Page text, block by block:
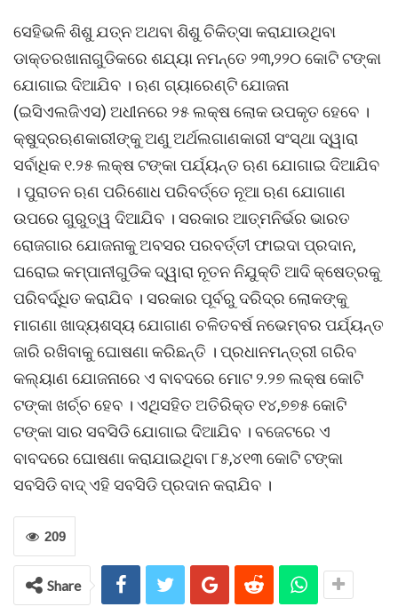
ସେହିଭଳି ଶିଶୁ ଯତ୍ନ ଅଥବା ଶିଶୁ ଚିକିତ୍ସା କରାଯାଉଥିବା
ଡାକ୍ତରଖାନାଗୁଡିକରେ ଶଯ୍ୟା ନମନ୍ତେ ୨୩,୨୨୦ କୋଟି ଟଙ୍କା
ଯୋଗାଇ ଦିଆଯିବ । ଋଣ ଗ୍ୟାରେଣ୍ଟି ଯୋଜନା
(ଇସିଏଲଜିଏସ) ଅଧୀନରେ ୨୫ ଲକ୍ଷ ଲୋକ ଉପକୃତ ହେବେ ।
କ୍ଷୁଦ୍ରଋଣକାରୀଙ୍କୁ ଅଣୁ ଅର୍ଥଲଗାଣକାରୀ ସଂସ୍ଥା ଦ୍ୱାରା
ସର୍ବାଧିକ ୧.୨୫ ଲକ୍ଷ ଟଙ୍କା ପର୍ଯ୍ୟନ୍ତ ଋଣ ଯୋଗାଇ ଦିଆଯିବ
। ପୁରାତନ ଋଣ ପରିଶୋଧ ପରିବର୍ତ୍ତେ ନୂଆ ଋଣ ଯୋଗାଣ
ଉପରେ ଗୁରୁତ୍ୱ ଦିଆଯିବ । ସରକାର ଆତ୍ମନିର୍ଭର ଭାରତ
ରୋଜଗାର ଯୋଜନାକୁ ଅବସର ପରବର୍ତ୍ତୀ ଫାଇଦା ପ୍ରଦାନ,
ଘରୋଇ କମ୍ପାନୀଗୁଡିକ ଦ୍ୱାରା ନୂତନ ନିଯୁକ୍ତି ଆଦି କ୍ଷେତ୍ରକୁ
ପରିବର୍ଦ୍ଧିତ କରାଯିବ । ସରକାର ପୂର୍ବରୁ ଦରିଦ୍ର ଲୋକଙ୍କୁ
ମାଗଣା ଖାଦ୍ୟଶସ୍ୟ ଯୋଗାଣ ଚଳିତବର୍ଷ ନଭେମ୍ବର ପର୍ଯ୍ୟନ୍ତ
ଜାରି ରଖିବାକୁ ଘୋଷଣା କରିଛନ୍ତି । ପ୍ରଧାନମନ୍ତ୍ରୀ ଗରିବ
କଲ୍ୟାଣ ଯୋଜନାରେ ଏ ବାବଦରେ ମୋଟ ୨.୨୭ ଲକ୍ଷ କୋଟି
ଟଙ୍କା ଖର୍ଚ୍ଚ ହେବ । ଏଥିସହିତ ଅତିରିକ୍ତ ୧୪,୭୭୫ କୋଟି
ଟଙ୍କା ସାର ସବସିଡି ଯୋଗାଇ ଦିଆଯିବ । ବଜେଟରେ ଏ
ବାବଦରେ ଘୋଷଣା କରାଯାଇଥିବା ୮୫,୪୧୩ କୋଟି ଟଙ୍କା
ସବସିଡି ବାଦ୍ ଏହି ସବସିଡି ପ୍ରଦାନ କରାଯିବ ।
209
Share